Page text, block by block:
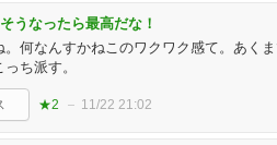
うなったら最高だな！
。何なんすかねこのワクワク感て。あく
ち派す。
★2 11/22 21:02